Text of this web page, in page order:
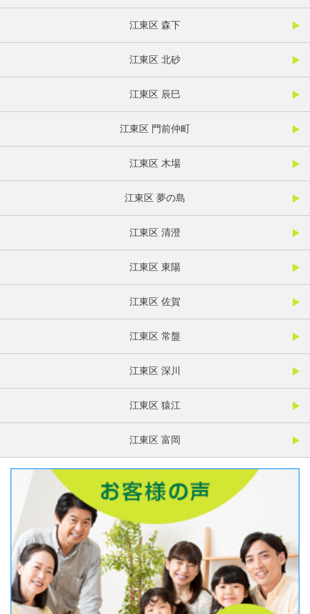
江東区 森下
江東区 北砂
江東区 辰巳
江東区 門前仲町
江東区 木場
江東区 夢の島
江東区 清澄
江東区 東陽
江東区 佐賀
江東区 常盤
江東区 深川
江東区 猿江
江東区 富岡